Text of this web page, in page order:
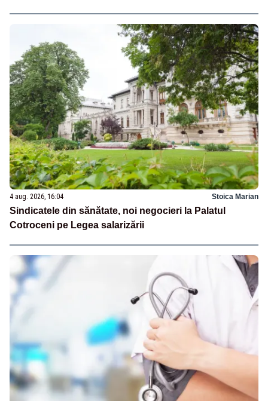
4 aug. 2026, 16:04 Stoica Marian
Sindicatele din sănătate, noi negocieri la Palatul
Cotroceni pe Legea salarizării